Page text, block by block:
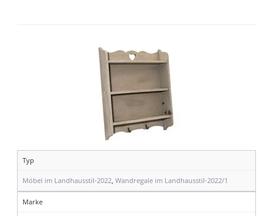
Typ
Möbel im Landhausstil-2022 Wandregale im Landhausstil-2022/1
Marke